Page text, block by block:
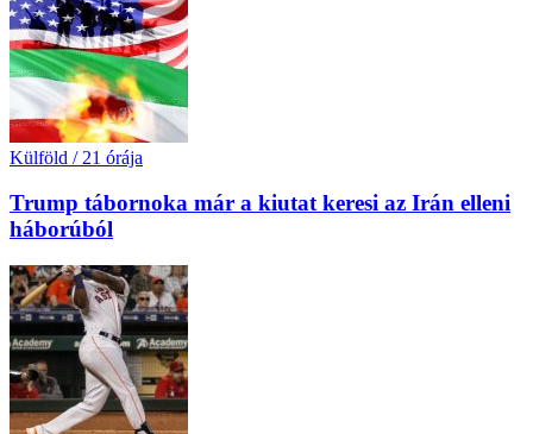
Külföld / 21 órája
Trump tábornoka már a kiutat keresi az Irán elleni
háborúból